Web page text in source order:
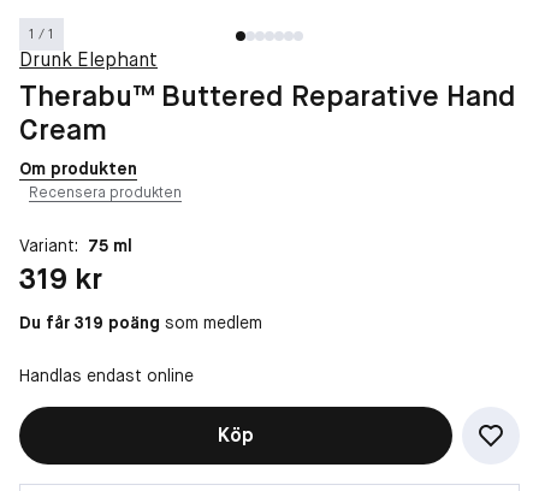
1 / 1
Drunk Elephant
Therabu™ Buttered Reparative ​Hand
Cream
Om produkten
Recensera produkten
Variant: 75 ml
Pris: 319 kr
319 kr
Du får 319 poäng som medlem
Handlas endast online
Köp